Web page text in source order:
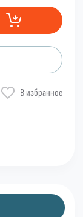
В избранное